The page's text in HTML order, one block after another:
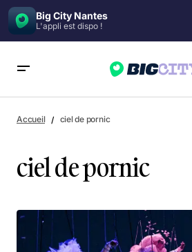
Big City Nantes
L'appli est dispo !
Accueil ciel de pornic
ciel de pornic